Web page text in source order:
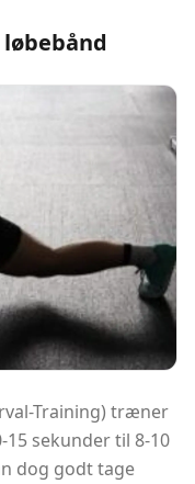
Training) træner
sekunder til 8-10
dog godt tage